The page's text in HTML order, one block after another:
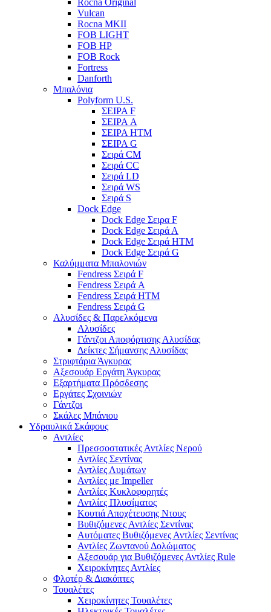
Rocna Original
Vulcan
Rocna MKII
FOB LIGHT
FOB HP
FOB Rock
Fortress
Danforth
Μπαλόνια
Polyform U.S.
ΣΕΙΡΑ F
ΣΕΙΡΑ A
ΣΕΙΡΑ HTM
ΣΕΙΡΑ G
Σειρά CM
Σειρά CC
Σειρά LD
Σειρά WS
Σειρά S
Dock Edge
Dock Edge Σειρα F
Dock Edge Σειρά Α
Dock Edge Σειρά HTM
Dock Edge Σειρά G
Καλύμματα Μπαλονιών
Fendress Σειρά F
Fendress Σειρά A
Fendress Σειρά HTM
Fendress Σειρά G
Αλυσίδες & Παρελκόμενα
Αλυσίδες
Γάντζοι Αποφόρτισης Αλυσίδας
Δείκτες Σήμανσης Αλυσίδας
Στριφτάρια Άγκυρας
Αξεσουάρ Εργάτη Άγκυρας
Εξαρτήματα Πρόσδεσης
Εργάτες Σχοινιών
Γάντζοι
Σκάλες Μπάνιου
Υδραυλικά Σκάφους
Αντλίες
Πρεσσοστατικές Αντλίες Νερού
Αντλίες Σεντίνας
Αντλίες Λυμάτων
Αντλίες με Impeller
Αντλίες Κυκλοφορητές
Αντλίες Πλυσίματος
Κουτιά Αποχέτευσης Ντους
Βυθιζόμενες Αντλίες Σεντίνας
Αυτόματες Βυθιζόμενες Αντλίες Σεντίνας
Αντλίες Ζωντανού Δολώματος
Αξεσουάρ για Βυθιζόμενες Αντλίες Rule
Χειροκίνητες Αντλίες
Φλοτέρ & Διακόπτες
Τουαλέτες
Χειροκίνητες Τουαλέτες